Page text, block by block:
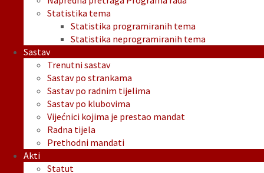
Statistika tema
Statistika programiranih tema
Statistika neprogramiranih tema
Sastav
Trenutni sastav
Sastav po strankama
Sastav po radnim tijelima
Sastav po klubovima
Vijećnici kojima je prestao mandat
Radna tijela
Prethodni mandati
Akti
Statut